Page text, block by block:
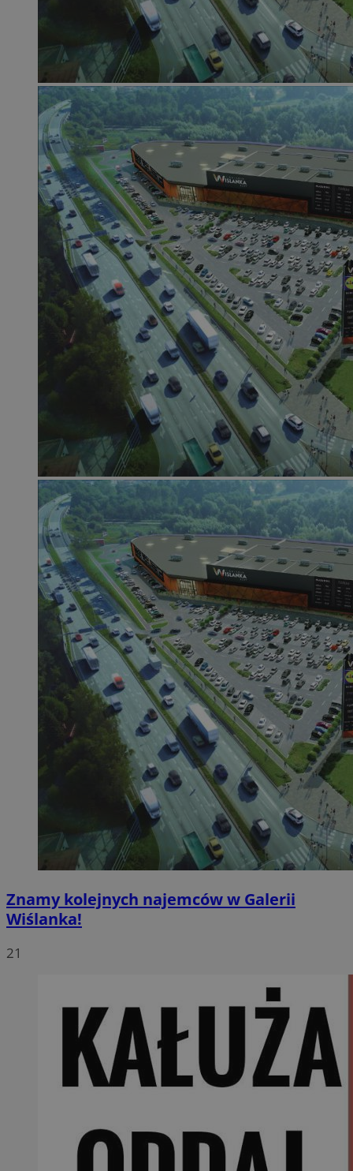
Znamy kolejnych najemców w Galerii
Wiślanka!
21